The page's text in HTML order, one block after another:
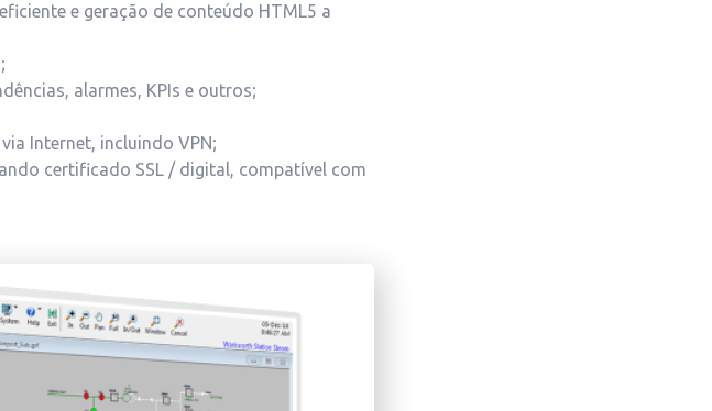
e geração de conteúdo HTML5 a
alarmes, KPIs e outros;
Internet, incluindo VPN;
certificado SSL / digital, compatível com